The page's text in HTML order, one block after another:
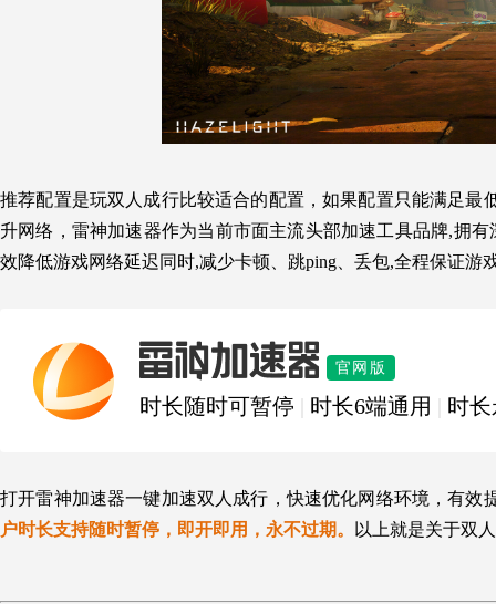
推荐配置是玩双人成行比较适合的配置，如果配置只能满足最
升网络， 雷神加速器作为当前市面主流头部加速工具品牌,拥
效降低游戏网络延迟同时,减少卡顿、跳ping、丢包,全程保证游
雷神加速器 官网版
时长随时可暂停 时长6端通用 时
打开雷神加速器一键加速双人成行 ，快速优化网络环境，有
户时长支持随时暂停，即开即用，永不过期。
以上就是关于双